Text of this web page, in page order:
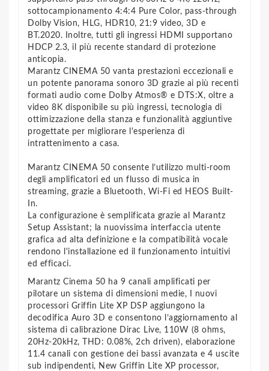
sottocampionamento 4:4:4 Pure Color, pass-through
Dolby Vision, HLG, HDR10, 21:9 video, 3D e
BT.2020. Inoltre, tutti gli ingressi HDMI supportano
HDCP 2.3, il più recente standard di protezione
anticopia.
Marantz CINEMA 50 vanta prestazioni eccezionali e
un potente panorama sonoro 3D grazie ai più recenti
formati audio come Dolby Atmos® e DTS:X, oltre a
video 8K disponibile su più ingressi, tecnologia di
ottimizzazione della stanza e funzionalità aggiuntive
progettate per migliorare l'esperienza di
intrattenimento a casa.
Marantz CINEMA 50 consente l’utilizzo multi-room
degli amplificatori ed un flusso di musica in
streaming, grazie a Bluetooth, Wi-Fi ed HEOS Built-
In.
La configurazione è semplificata grazie al Marantz
Setup Assistant; la nuovissima interfaccia utente
grafica ad alta definizione e la compatibilità vocale
rendono l'installazione ed il funzionamento intuitivi
ed efficaci.
Marantz Cinema 50 ha 9 canali amplificati per
pilotare un sistema di dimensioni medie, I nuovi
processori Griffin Lite XP DSP aggiungono la
decodifica Auro 3D e consentono l’aggiornamento al
sistema di calibrazione Dirac Live, 110W (8 ohms,
20Hz-20kHz, THD: 0.08%, 2ch driven), elaborazione
11.4 canali con gestione dei bassi avanzata e 4 uscite
sub indipendenti, New Griffin Lite XP processor,